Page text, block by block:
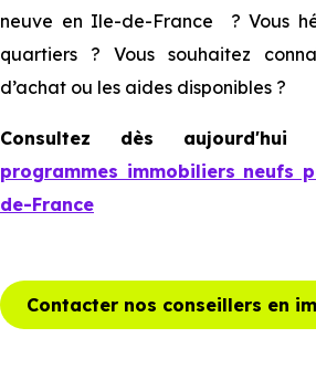
neuve en Ile-de-France ? Vous
quartiers ? Vous souhaitez
d’achat ou les aides disponibles ?
Consultez dès
programmes immobiliers neufs
de-France
Contacter nos conseillers en